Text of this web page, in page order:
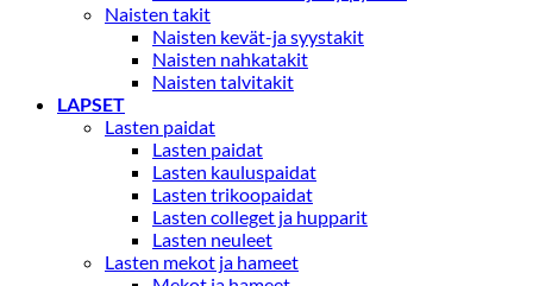
Naisten takit
Naisten kevät-ja syystakit
Naisten nahkatakit
Naisten talvitakit
LAPSET
Lasten paidat
Lasten paidat
Lasten kauluspaidat
Lasten trikoopaidat
Lasten colleget ja hupparit
Lasten neuleet
Lasten mekot ja hameet